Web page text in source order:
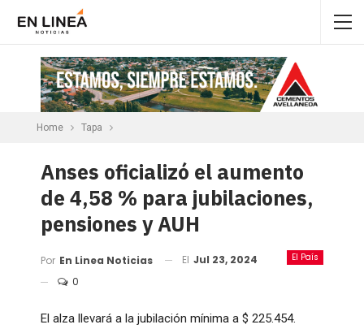
Home Tapa
Anses oficializó el aumento
de 4,58 % para jubilaciones,
pensiones y AUH
El País
Por En Linea Noticias El Jul 23, 2024
0
El alza llevará a la jubilación mínima a $ 225.454.